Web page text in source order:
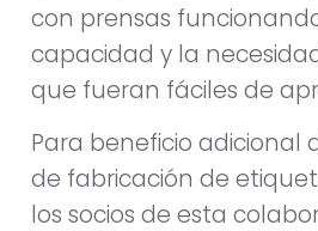
con prensas
capacidad y la
que fueran fáciles de
Para beneficio adicional
de fabricación de
los socios de esta